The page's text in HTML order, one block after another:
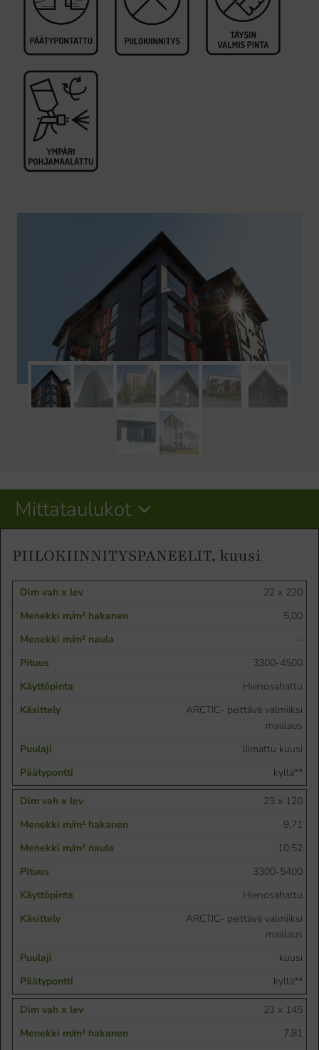
Mittataulukot
PIILOKIINNITYSPANEELIT, kuusi
22 x 220
5,00
–
3300-4500
Hienosahattu
ARCTIC- peittävä valmiiksi
maalaus
liimattu kuusi
kyllä**
23 x 120
9,71
10,52
3300-5400
Hienosahattu
ARCTIC- peittävä valmiiksi
maalaus
kuusi
kyllä**
23 x 145
7,81